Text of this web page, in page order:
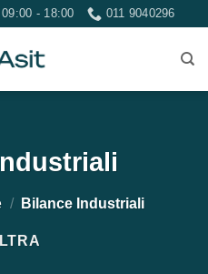
09:00 - 18:00 011 9040296
/ Bilance Industriali